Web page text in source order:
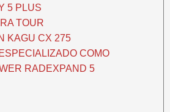
5 PLUS
TOUR
KAGU CX 275
COMO
RADEXPAND 5